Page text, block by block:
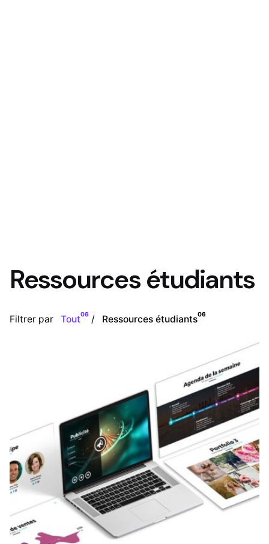
Ressources étudiants
Filtrer par Tout06 Ressources étudiants06